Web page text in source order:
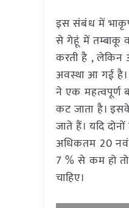
इस संबंध में
से गेहूं में तम्बाकू
करती है , लेकिन
अवस्था आ गई है।
ने एक महत्वपूर्ण
कट जाता है।
जाते हैं। यदि
अधिकतम 20
7 % से कम हो
चाहिए।